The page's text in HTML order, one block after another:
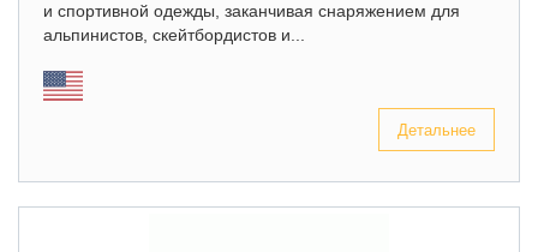
и спортивной одежды, заканчивая снаряжением для
альпинистов, скейтбордистов и...
Детальнее